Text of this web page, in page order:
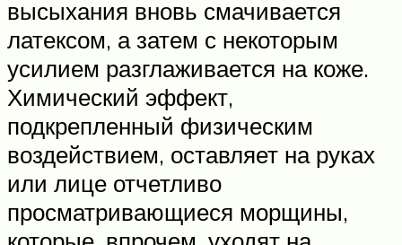
высыхания вновь смачивается
латексом, а затем с некоторым
усилием разглаживается на коже.
Химический эффект,
подкрепленный физическим
воздействием, оставляет на руках
или лице отчетливо
просматривающиеся морщины,